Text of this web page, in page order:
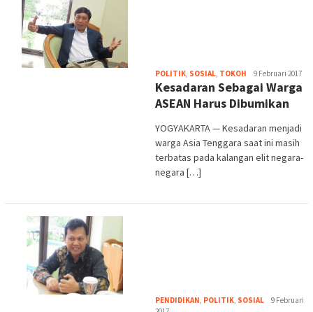
POLITIK, SOSIAL, TOKOH Heri
Purwata
9 Februari 2017
Kesadaran Sebagai Warga
ASEAN Harus Dibumikan
YOGYAKARTA — Kesadaran menjadi
warga Asia Tenggara saat ini masih
terbatas pada kalangan elit negara-
negara […]
PENDIDIKAN, POLITIK, SOSIALHeri9 Februari